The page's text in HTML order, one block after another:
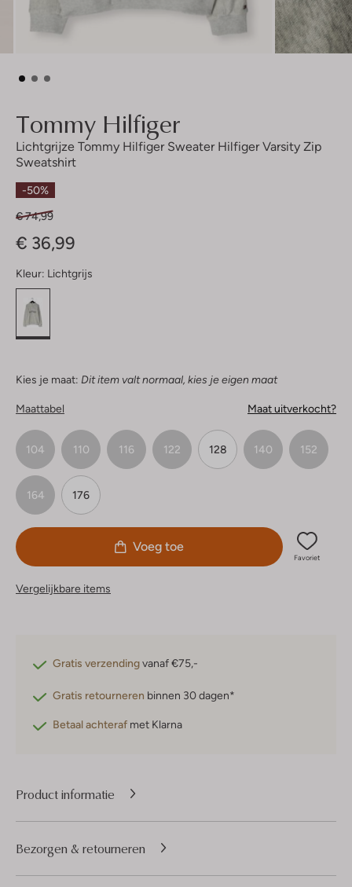
Tommy Hilfiger
Lichtgrijze Tommy Hilfiger Sweater Hilfiger Varsity Zip
Sweatshirt
-50%
€ 74,99
€ 36,99
Kleur: Lichtgrijs
Kies je maat: Dit item valt normaal, kies je eigen maat
Maattabel Maat uitverkocht?
104 110 116 122 128 140 152
164 176
Voeg toe
Favoriet
Vergelijkbare items
Gratis verzendingvanaf €75,-
Gratis retourneren binnen 30 dagen*
Betaal achteraf met Klarna
Product informatie
Bezorgen & retourneren